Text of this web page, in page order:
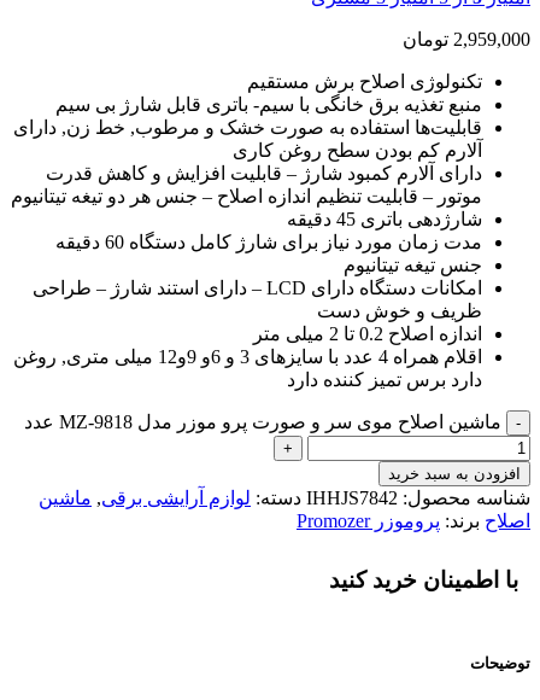
2,959,000 تومان
تکنولوژی اصلاح برش مستقیم
منبع تغذیه برق خانگی با سیم- باتری قابل شارژ بی سیم
قابلیت‌ها استفاده به صورت خشک و مرطوب, خط زن, دارای
آلارم کم بودن سطح روغن کاری
دارای آلارم کمبود شارژ – قابلیت افزایش و کاهش قدرت
موتور – قابلیت تنظیم اندازه اصلاح – جنس هر دو تیغه تیتانیوم
شارژدهی باتری 45 دقیقه
مدت زمان مورد نیاز برای شارژ کامل دستگاه 60 دقیقه
جنس تیغه تیتانیوم
امکانات دستگاه دارای LCD – دارای استند شارژ – طراحی
ظریف و خوش دست
اندازه اصلاح 0.2 تا 2 میلی متر
اقلام همراه 4 عدد با سایزهای 3 و 6و 9و12 میلی متری, روغن
دارد برس تمیز کننده دارد
ماشین اصلاح موی سر و صورت پرو موزر مدل MZ-9818 عدد
افزودن به سبد خرید
شناسه محصول: IHHJS7842 دسته: لوازم آرایشی برقی, ماشین
اصلاح برند: پروموزر Promozer
با اطمینان خرید کنید
توضیحات